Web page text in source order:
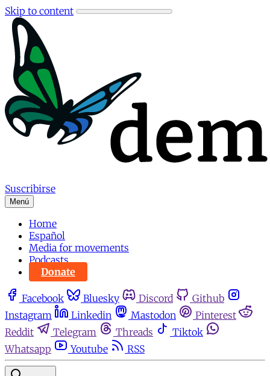
Skip to content
Suscribirse
Menú
Home
Español
Media for movements
Podcasts
Donate
Facebook Bluesky Discord
Github
Instagram
Linkedin Mastodon
Pinterest
Reddit
Telegram Threads
Tiktok
Whatsapp
Youtube RSS